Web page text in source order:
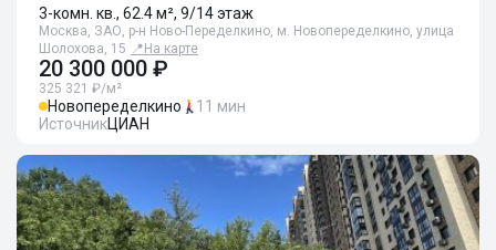
3-комн. кв., 62.4 м², 9/14 этаж
Москва, ЗАО, р-н Ново-Переделкино, м. Новопеределкино, улица
Шолохова, 15 📍 На карте
20 300 000 ₽
325 321 ₽/м²
Новопеределкино
11 мин
ИсточникЦИАН